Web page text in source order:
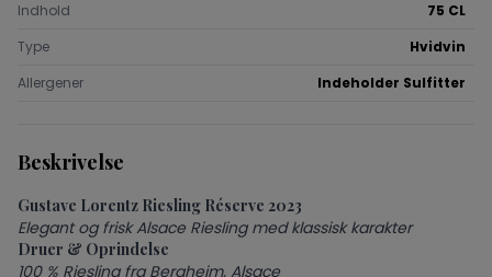
Indhold
75 CL
Type
Hvidvin
Allergener
Indeholder Sulfitter
Beskrivelse
Gustave Lorentz Riesling Réserve 2023
Elegant og frisk Alsace Riesling med klassisk karakter
Druer & Oprindelse
100 % Riesling fra Bergheim, Alsace